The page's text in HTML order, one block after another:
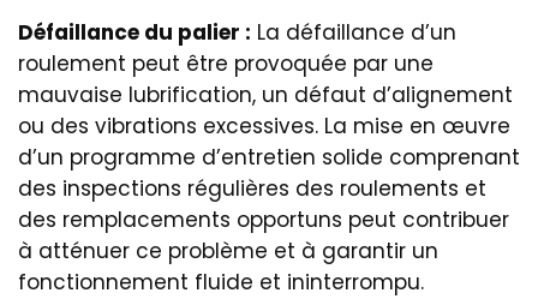
Défaillance du palier : La défaillance d’un
roulement peut être provoquée par une
mauvaise lubrification, un défaut d’alignement
ou des vibrations excessives. La mise en œuvre
d’un programme d’entretien solide comprenant
des inspections régulières des roulements et
des remplacements opportuns peut contribuer
à atténuer ce problème et à garantir un
fonctionnement fluide et ininterrompu.